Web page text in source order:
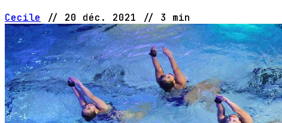
Cecile // 20 déc. 2021 // 3 min